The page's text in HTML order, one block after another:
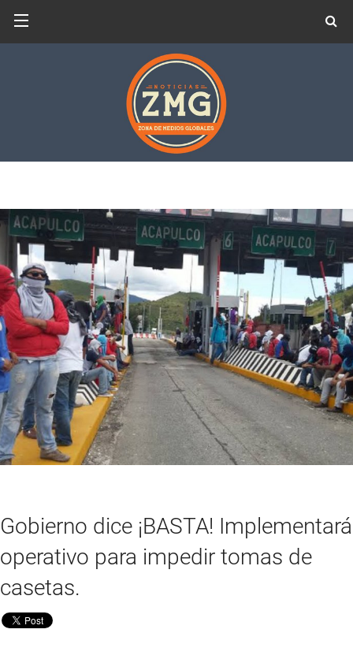
Gobierno dice ¡BASTA! Implementará
operativo para impedir tomas de
casetas.